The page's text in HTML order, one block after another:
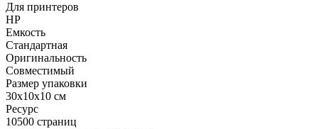
Для принтеров
HP
Емкость
Стандартная
Оригинальность
Совместимый
Размер упаковки
30x10x10 см
Ресурс
10500 страниц